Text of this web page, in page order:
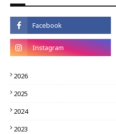
2026
2025
2024
2023